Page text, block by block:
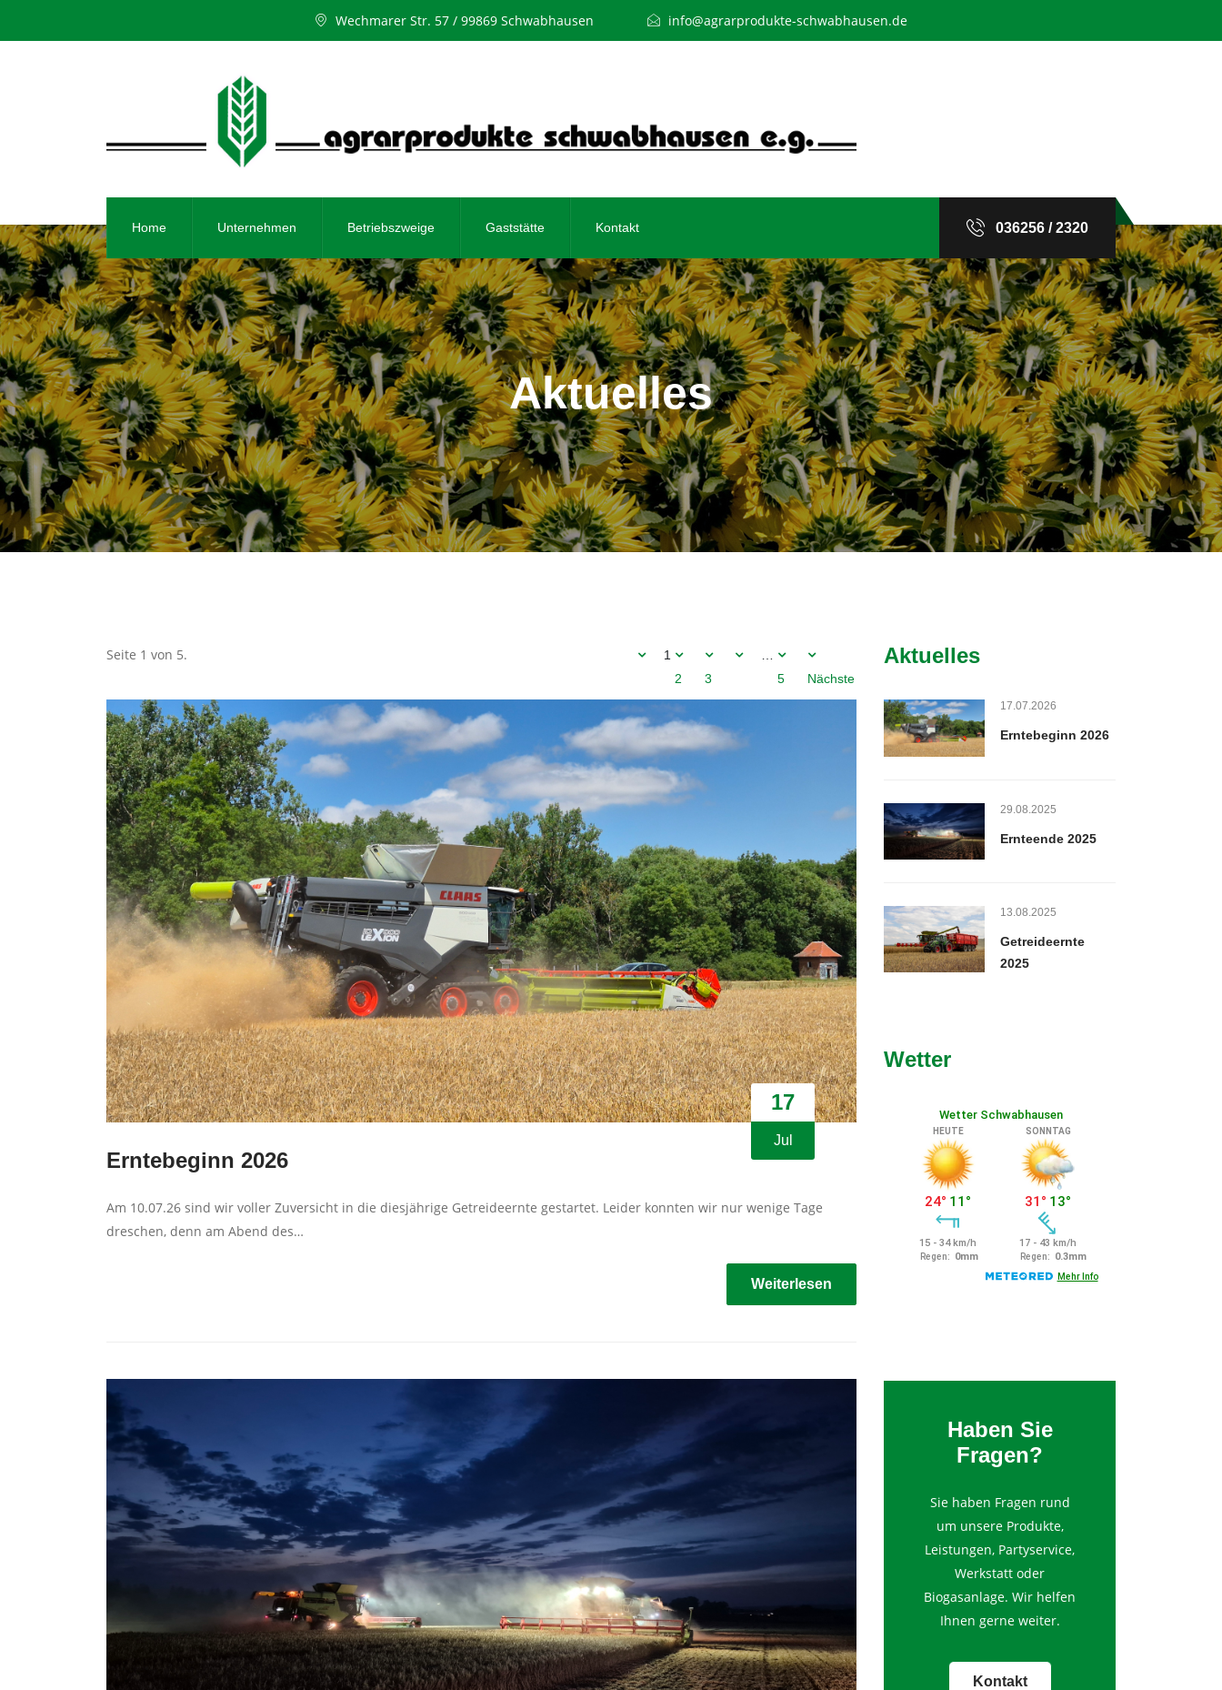
Wechmarer Str. 57 / 99869 Schwabhausen info@agrarprodukte-schwabhausen.de
Home Unternehmen Betriebszweige Gaststätte Kontakt 036256 / 2320
Aktuelles
Seite 1 von 5.
1
2
3
…
5
Nächste
17
Jul
Erntebeginn 2026
Am 10.07.26 sind wir voller Zuversicht in die diesjährige Getreideernte gestartet. Leider konnten wir nur wenige Tage
dreschen, denn am Abend des…
Weiterlesen
Aktuelles
17.07.2026
Erntebeginn 2026
29.08.2025
Ernteende 2025
13.08.2025
Getreideernte
2025
Wetter
Haben Sie
Fragen?
Sie haben Fragen rund
um unsere Produkte,
Leistungen, Partyservice,
Werkstatt oder
Biogasanlage. Wir helfen
Ihnen gerne weiter.
Kontakt